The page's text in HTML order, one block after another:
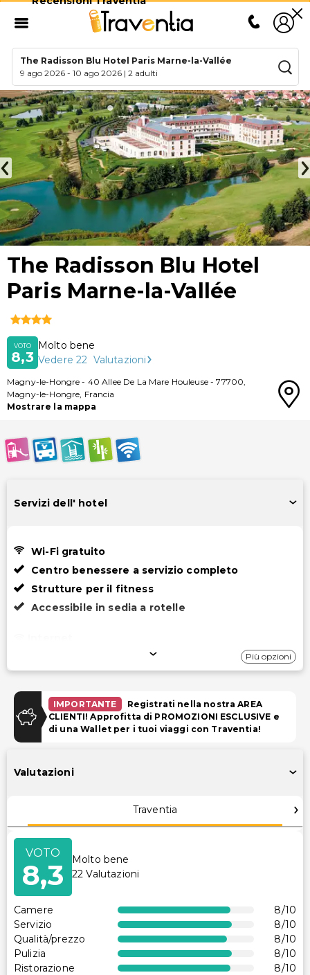
The Radisson Blu Hotel Paris Marne-la-Vallée
9 ago 2026 -10 ago 2026 |2 adulti
The Radisson Blu Hotel
Paris Marne-la-Vallée
VOTO
8,3
Molto bene
Vedere 22 Valutazioni
Magny-le-Hongre - 40 Allee De La Mare Houleuse-77700,
Magny-le-Hongre, Francia
Mostrare la mappa
Servizi dell' hotel
Wi-Fi gratuito
Centro benessere a servizio completo
Strutture per il fitness
Accessibile in sedia a rotelle
Parcheggio
Parcheggio (a pagamento)
Piscina e Benessere
Strutture
TV nelle aree comuni
Centro commerciale sul posto
Strutture per il fitness
Sala giochi
Parcheggio per biciclette disponibile
Area per picnic
Più opzioni
IMPORTANTE
Registrati nella nostra AREA
CLIENTI! Approfitta di PROMOZIONI ESCLUSIVE e
di una Wallet per i tuoi viaggi con Traventia!
Valutazioni
Traventia
VOTO
8,3
Molto bene
22 Valutazioni
Camere 8/10
Servizio
8/10
Qualità/prezzo
8/10
Pulizia
8/10
Ristorazione
8/10